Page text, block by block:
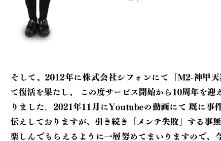
そして、2012年に株式会社シフォンにて「M2-神甲
て復活を果たし、
りました。2021年11月にYoutubeの動画にて 既に事件の経緯をお
伝えしておりますが、引き続き「メンテ失敗」する事
楽しんでもらえるように一層努めてまいりますので、